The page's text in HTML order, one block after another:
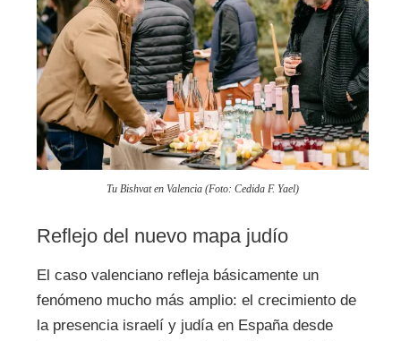
Tu Bishvat en Valencia (Foto: Cedida F. Yael)
Reflejo del nuevo mapa judío
El caso valenciano refleja básicamente un
fenómeno mucho más amplio: el crecimiento de
la presencia israelí y judía en España desde